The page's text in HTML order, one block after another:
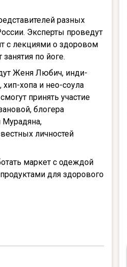
разных
Эксперты проведут
с лекциями о здоровом
по йоге.
Женя Любич, инди-
хопа и нео-соула
принять участие
блогера
Мурадяна,
личностей
маркет с одеждой
для здорового